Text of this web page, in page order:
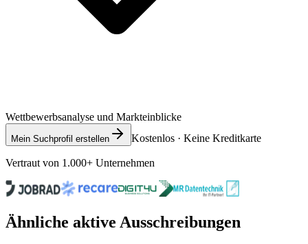
Wettbewerbsanalyse und Markteinblicke
Mein Suchprofil erstellen Kostenlos · Keine Kreditkarte
Vertraut von 1.000+ Unternehmen
Ähnliche aktive Ausschreibungen